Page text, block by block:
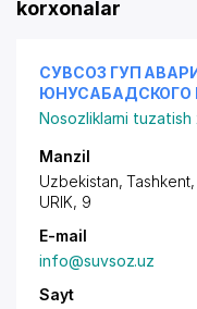
korxonalar
СУВСОЗ ГУП
ЮНУСАБАДСКОГО
Nosozliklarni tuzatish
Manzil
Uzbekistan, Tashkent,
URIK, 9
E-mail
info@suvsoz.uz
Sayt